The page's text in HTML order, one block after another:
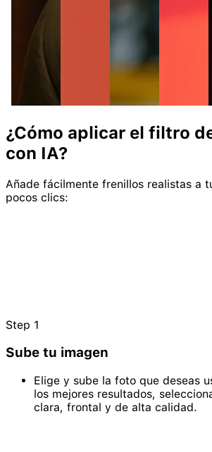
¿Cómo aplicar el filtro
con IA?
Añade fácilmente frenillos realistas a
pocos clics:
Step 1
Sube tu imagen
Elige y sube la foto que deseas
los mejores resultados,
clara, frontal y de alta calidad.